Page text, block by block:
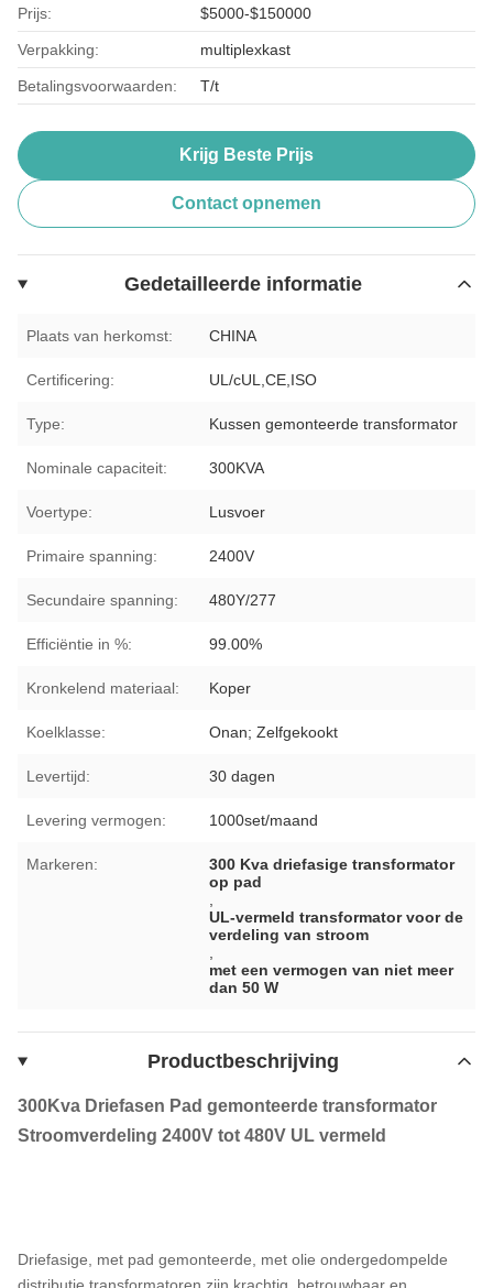
Prijs: $5000-$150000
Verpakking: multiplexkast
Betalingsvoorwaarden: T/t
Krijg Beste Prijs
Contact opnemen
Gedetailleerde informatie
Plaats van herkomst: CHINA
Certificering: UL/cUL,CE,ISO
Type: Kussen gemonteerde transformator
Nominale capaciteit: 300KVA
Voertype: Lusvoer
Primaire spanning: 2400V
Secundaire spanning: 480Y/277
Efficiëntie in %: 99.00%
Kronkelend materiaal: Koper
Koelklasse: Onan; Zelfgekookt
Levertijd: 30 dagen
Levering vermogen: 1000set/maand
Markeren:
300 Kva driefasige transformator
op pad
UL-vermeld transformator voor de
verdeling van stroom
met een vermogen van niet meer
dan 50 W
Productbeschrijving
300Kva Driefasen Pad gemonteerde transformator
Stroomverdeling 2400V tot 480V UL vermeld
Driefasige, met pad gemonteerde, met olie ondergedompelde